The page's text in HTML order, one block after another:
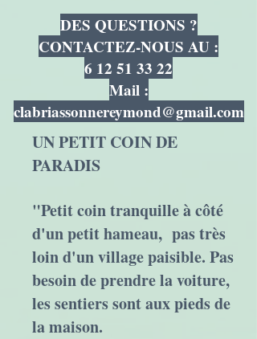
DES QUESTIONS ?
CONTACTEZ-NOUS AU :
6 12 51 33 22
Mail :
clabriassonnereymond@gmail.com
UN PETIT COIN DE
PARADIS
"Petit coin tranquille à côté
d'un petit hameau, pas très
loin d'un village paisible. Pas
besoin de prendre la voiture,
les sentiers sont aux pieds de
la maison.